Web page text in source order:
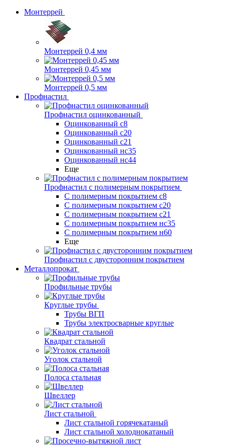
Монтеррей
Монтеррей 0,4 мм
Монтеррей 0,45 мм
Монтеррей 0,5 мм
Профнастил
Профнастил оцинкованный
Оцинкованный с8
Оцинкованный с20
Оцинкованный с21
Оцинкованный нс35
Оцинкованный нс44
Еще
Профнастил с полимерным покрытием
С полимерным покрытием с8
С полимерным покрытием с20
С полимерным покрытием с21
С полимерным покрытием нс35
С полимерным покрытием н60
Еще
Профнастил с двусторонним покрытием
Металлопрокат
Профильные трубы
Круглые трубы
Трубы ВГП
Трубы электросварные круглые
Квадрат стальной
Уголок стальной
Полоса стальная
Швеллер
Лист стальной
Лист стальной горячекатаный
Лист стальной холоднокатаный